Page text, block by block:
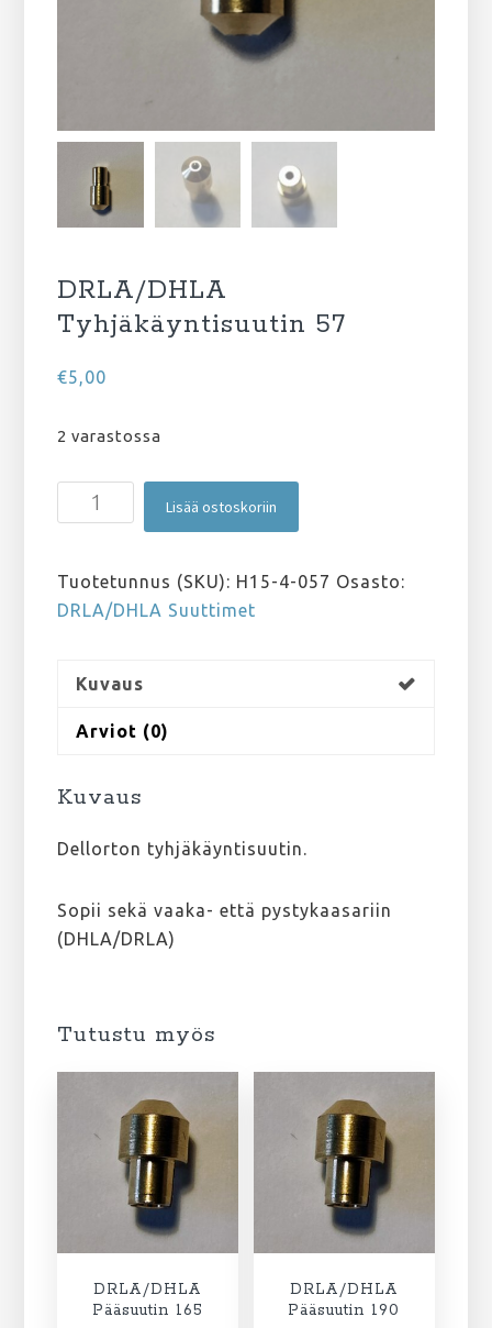
DRLA/DHLA
Tyhjäkäyntisuutin 57
€5,00
2 varastossa
DRLA/DHLA
Tyhjäkäyntisuutin
määrä
Lisää ostoskoriin
Tuotetunnus (SKU): H15-4-057 Osasto:
DRLA/DHLA Suuttimet
Kuvaus
Arviot (0)
Kuvaus
Dellorton tyhjäkäyntisuutin.
Sopii sekä vaaka- että pystykaasariin
(DHLA/DRLA)
Tutustu myös
DRLA/DHLA
Pääsuutin 165
DRLA/DHLA
Pääsuutin 190